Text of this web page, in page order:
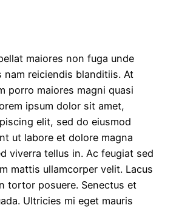
maiores non fuga unde
nam reiciendis blanditiis. At
porro maiores magni quasi
ipsum dolor sit amet,
elit, sed do eiusmod
ut labore et dolore magna
viverra tellus in. Ac feugiat sed
mattis ullamcorper velit. Lacus
tortor posuere. Senectus et
Ultricies mi eget mauris